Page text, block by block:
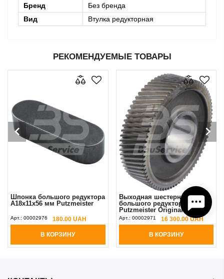
Бренд
Без бренда
Вид
Втулка редукторная
РЕКОМЕНДУЕМЫЕ ТОВАРЫ
Шпонка большого редуктора
А18x11x56 мм Putzmeister
Арт.: 00002976 180.00 UAH
В КОРЗИНУ
Выходная шестерня Z-75
большого редуктора
Putzmeister Original
Арт.: 00002971 16 300.00 UAH
В КОРЗИНУ